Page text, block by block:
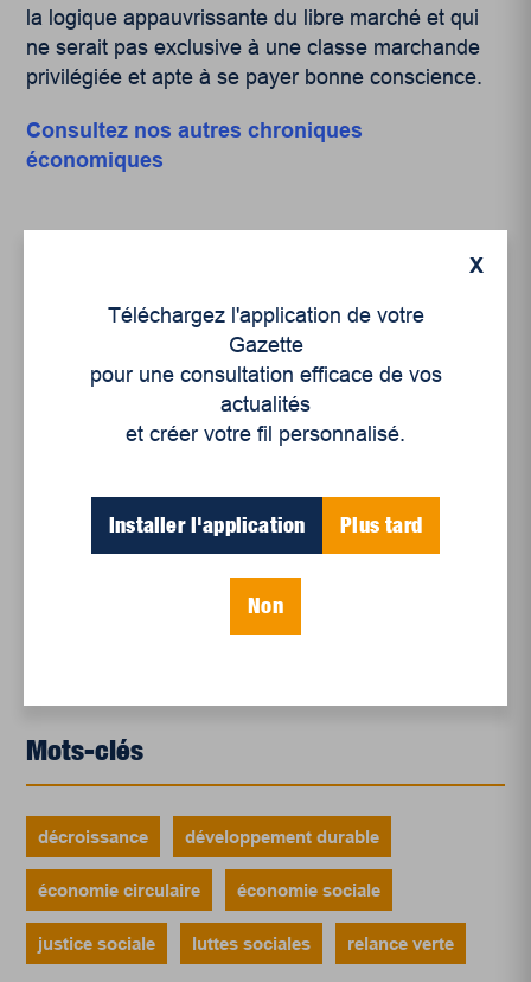
la logique appauvrissante du libre marché et qui
ne serait pas exclusive à une classe marchande
privilégiée et apte à se payer bonne conscience.
Consultez nos autres chroniques
économiques
Articles récents
Un siècle de Mauriciennes dans la presse
Juillet 2026
Le sport professionnel féminin : en mouvement,
Et les politiques peinent à suivre
Mots-clés
décroissance développement durable
économie circulaire économie sociale
justice sociale luttes sociales relance verte
X
Téléchargez l'application de votre
Gazette
pour une consultation efficace de vos
actualités
et créer votre fil personnalisé.
Installer l'application Plus tard
Non